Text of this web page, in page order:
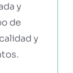
y
de
y